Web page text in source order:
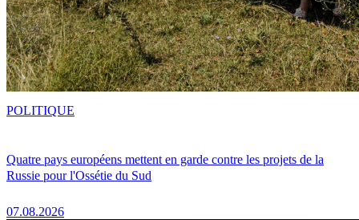
Quatre pays européens mettent en garde contre les projets de la
Russie pour l'Ossétie du Sud
07.08.2026
POLITIQUE